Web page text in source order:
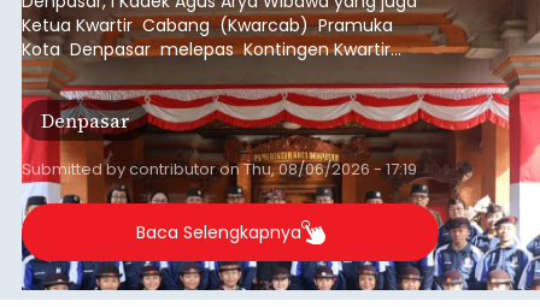
Ketua Kwartir Cabang (Kwarcab) Pramuka
Kota Denpasar melepas Kontingen Kwartir
Cabang Gerakan Pramuka Denpasar yang akan
mengikuti Jambore Nasional Pramuka ke-12
Tahun 2026 di Bumi Perkemahan Cibubur,
Jakarta Timur.
Denpasar
Submitted bycontributoronThu, 08/06/2026 - 17:19
Baca Selengkapnya